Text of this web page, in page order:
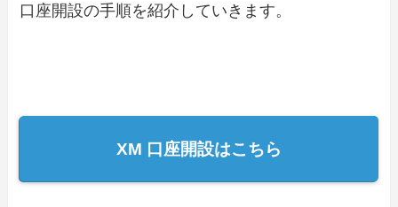
口座開設の手順を紹介していきます。
XM 口座開設はこちら